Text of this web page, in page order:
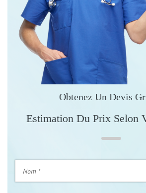
Obtenez Un Devis
Estimation Du Prix Selon